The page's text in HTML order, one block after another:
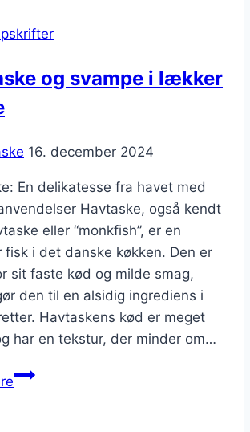
og svampe i lækker
16. december 2024
En delikatesse fra havet med
Havtaske, også kendt
eller “monkfish”, er en
i det danske køkken. Den er
sit faste kød og milde smag,
den til en alsidig ingrediens i
Havtaskens kød er meget
har en tekstur, der minder om…
Havtaske